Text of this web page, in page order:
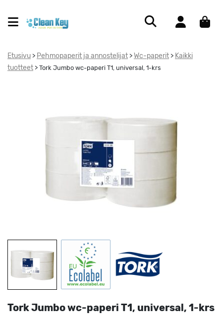
Etusivu > Pehmopaperit ja annostelijat > Wc-paperit > Kaikki
tuotteet > Tork Jumbo wc-paperi T1, universal, 1-krs
Tork Jumbo wc-paperi T1, universal, 1-krs